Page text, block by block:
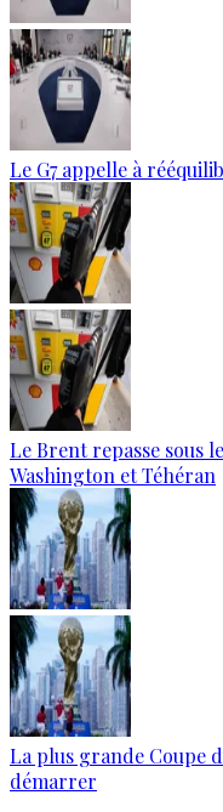
Le G7 appelle à
Le Brent repasse sous
Washington et Téhéran
La plus grande Coupe
démarrer